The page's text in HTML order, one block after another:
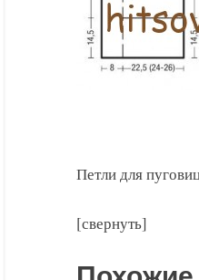
Петли для
[свернуть]